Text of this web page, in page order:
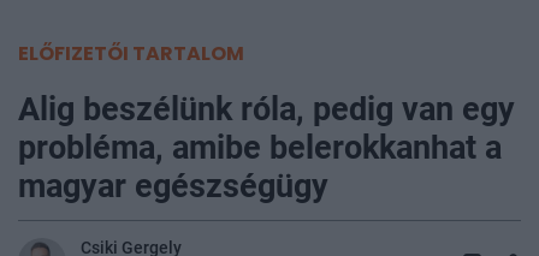
ELŐFIZETŐI TARTALOM
Alig beszélünk róla, pedig van egy
probléma, amibe belerokkanhat a
magyar egészségügy
Csiki Gergely